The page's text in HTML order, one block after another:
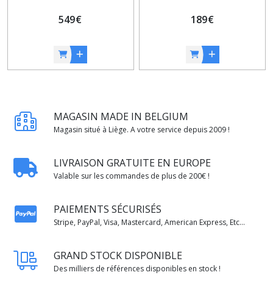
549€ 189€
MAGASIN MADE IN BELGIUM
Magasin situé à Liège. A votre service depuis 2009 !
LIVRAISON GRATUITE EN EUROPE
Valable sur les commandes de plus de 200€ !
PAIEMENTS SÉCURISÉS
Stripe, PayPal, Visa, Mastercard, American Express, Etc...
GRAND STOCK DISPONIBLE
Des milliers de références disponibles en stock !